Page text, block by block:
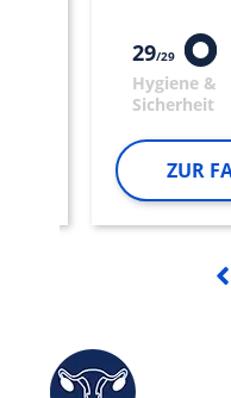
29 29
Hygiene &
Sicherheit
ZUR